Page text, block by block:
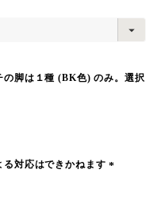
脚は１種 (BK色) のみ。選択
る対応はできかねます